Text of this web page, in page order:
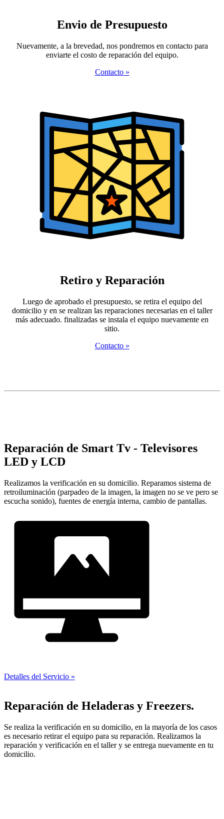
Envio de Presupuesto
Nuevamente, a la brevedad, nos pondremos en contacto para
enviarte el costo de reparación del equipo.
Contacto »
Retiro y Reparación
Luego de aprobado el presupuesto, se retira el equipo del
domicilio y en se realizan las reparaciones necesarias en el taller
más adecuado. finalizadas se instala el equipo nuevamente en
sitio.
Contacto »
Reparación de Smart Tv - Televisores
LED y LCD
Realizamos la verificación en su domicilio. Reparamos sistema de
retroiluminación (parpadeo de la imagen, la imagen no se ve pero se
escucha sonido), fuentes de energía interna, cambio de pantallas.
Detalles del Servicio »
Reparación de Heladeras y Freezers.
Se realiza la verificación en su domicilio, en la mayoría de los casos
es necesario retirar el equipo para su reparación. Realizamos la
reparación y verificación en el taller y se entrega nuevamente en tu
domicilio.